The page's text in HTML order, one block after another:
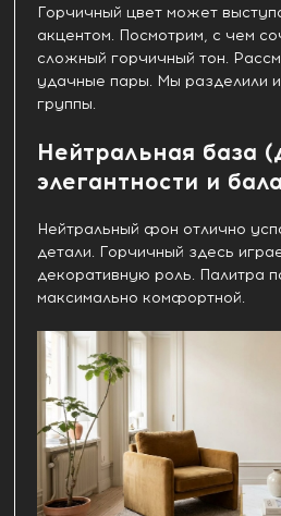
Горчичный цвет может
акцентом. Посмотрим, с чем
сложный горчичный тон.
удачные пары. Мы разделили
группы.
Нейтральная база
элегантности и
Нейтральный фон отлично
детали. Горчичный здесь
декоративную роль. Палитра
максимально комфортной.